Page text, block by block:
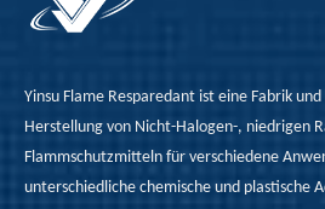
Yinsu Flame Resparedant ist eine Fabrik
Herstellung von Nicht-Halogen-, niedrigen
Flammschutzmitteln für verschiedene
unterschiedliche chemische und plastische